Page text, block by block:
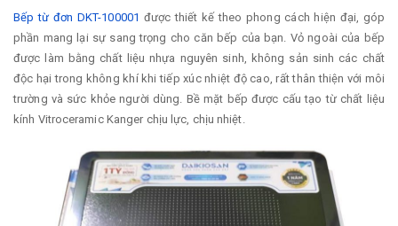
Bếp từ đơn DKT-100001 được thiết kế theo phong cách hiện đại, góp
phần mang lại sự sang trọng cho căn bếp của bạn. Vỏ ngoài của bếp
được làm bằng chất liệu nhựa nguyên sinh, không sản sinh các chất
độc hại trong không khí khi tiếp xúc nhiệt độ cao, rất thân thiện với môi
trường và sức khỏe người dùng. Bề mặt bếp được cấu tạo từ chất liệu
kính Vitroceramic Kanger chịu lực, chịu nhiệt.